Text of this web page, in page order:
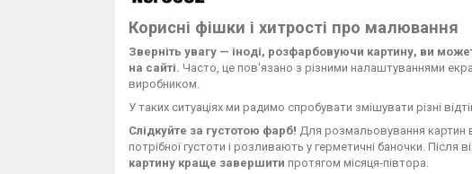
Корисні фішки і хитрості про малювання
Зверніть увагу — іноді, розфарбовуючи картину, ви
на сайті. Часто, це пов'язано з різними налаштуваннями
виробником.
У таких ситуаціях ми радимо спробувати змішувати різні
Слідкуйте за густотою фарб! Для розмальовування картин
потрібної густоти і розливають у герметичні баночки. Після
картину краще завершити протягом місяця-півтора.